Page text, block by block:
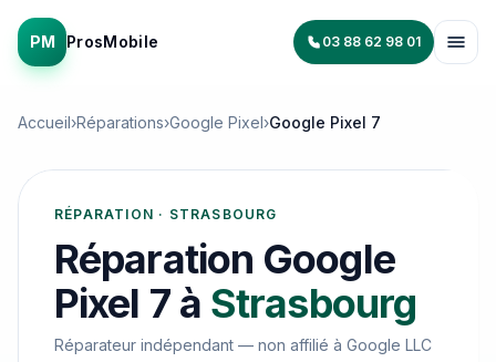
PM ProsMobile 03 88 62 98 01
Accueil›Réparations›Google Pixel›Google Pixel 7
RÉPARATION · STRASBOURG
Réparation Google
Pixel 7à Strasbourg
Réparateur indépendant — non affilié à Google LLC